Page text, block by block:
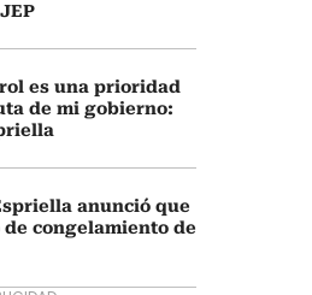
es una prioridad
de mi gobierno:
anunció que
congelamiento de